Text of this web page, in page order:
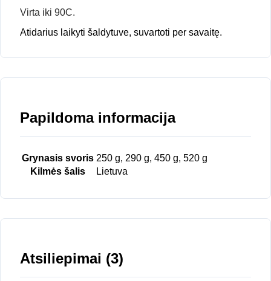
Virta iki 90C.
Atidarius laikyti šaldytuve, suvartoti per savaitę.
Papildoma informacija
Grynasis svoris 250 g, 290 g, 450 g, 520 g
Kilmės šalis
Lietuva
Atsiliepimai (3)